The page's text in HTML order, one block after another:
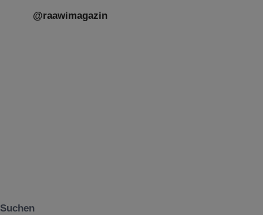
@raawimagazin
Suchen